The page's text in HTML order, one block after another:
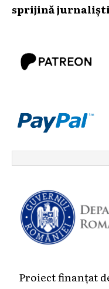
sprijină
Proiect finanțat